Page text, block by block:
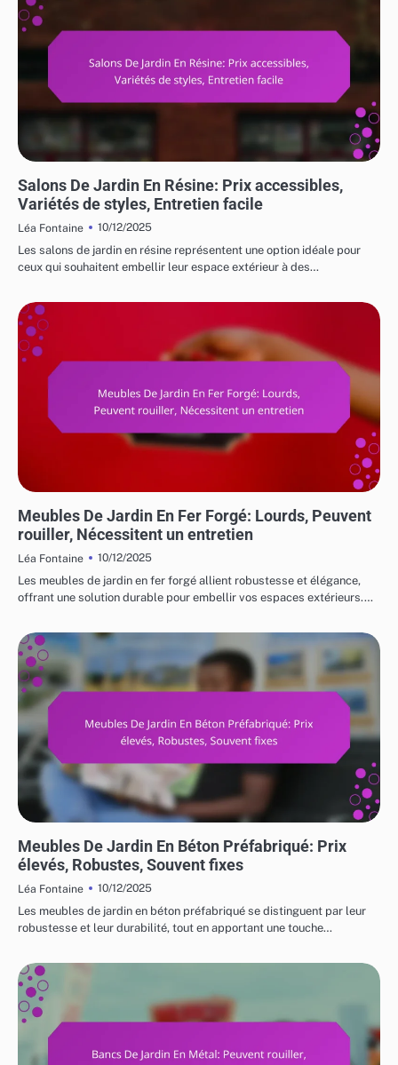
Salons De Jardin En Résine: Prix accessibles,
Variétés de styles, Entretien facile
Léa Fontaine
10/12/2025
Les salons de jardin en résine représentent une option idéale pour
ceux qui souhaitent embellir leur espace extérieur à des…
Meubles De Jardin En Fer Forgé: Lourds, Peuvent
rouiller, Nécessitent un entretien
Léa Fontaine
10/12/2025
Les meubles de jardin en fer forgé allient robustesse et élégance,
offrant une solution durable pour embellir vos espaces extérieurs.…
Meubles De Jardin En Béton Préfabriqué: Prix
élevés, Robustes, Souvent fixes
Léa Fontaine
10/12/2025
Les meubles de jardin en béton préfabriqué se distinguent par leur
robustesse et leur durabilité, tout en apportant une touche…